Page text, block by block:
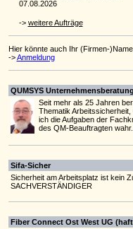
07.08.2026
-> weitere Aufträge
Hier könnte auch Ihr (Firmen-
->Anmeldung
QUMSYS Unternehmensberatung
Seit mehr als 25 Jahren
Thematik
ich die Aufgaben der
des QM-Beauftragten wahr.
Sifa-Sicher
Sicherheit am Arbeitsplatz ist kein
SACHVERSTÄNDIGER
Fiber Connect Ost West UG